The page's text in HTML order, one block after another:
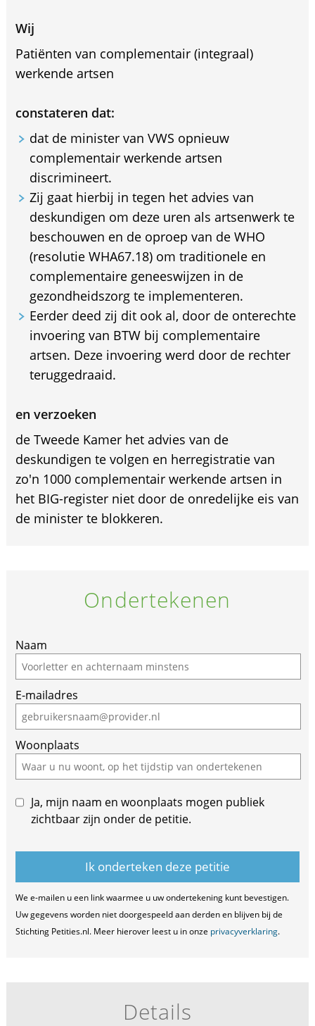
Wij
Patiënten van complementair (integraal)
werkende artsen
constateren dat:
dat de minister van VWS opnieuw
complementair werkende artsen
discrimineert.
Zij gaat hierbij in tegen het advies van
deskundigen om deze uren als artsenwerk te
beschouwen en de oproep van de WHO
(resolutie WHA67.18) om traditionele en
complementaire geneeswijzen in de
gezondheidszorg te implementeren.
Eerder deed zij dit ook al, door de onterechte
invoering van BTW bij complementaire
artsen. Deze invoering werd door de rechter
teruggedraaid.
en verzoeken
de Tweede Kamer het advies van de
deskundigen te volgen en herregistratie van
zo'n 1000 complementair werkende artsen in
het BIG-register niet door de onredelijke eis van
de minister te blokkeren.
Ondertekenen
Naam
E-mailadres
Woonplaats
Ja, mijn naam en woonplaats mogen publiek
zichtbaar zijn onder de petitie.
We e-mailen u een link waarmee u uw ondertekening kunt bevestigen.
Uw gegevens worden niet doorgespeeld aan derden en blijven bij de
Stichting Petities.nl. Meer hierover leest u in onze privacyverklaring.
Details